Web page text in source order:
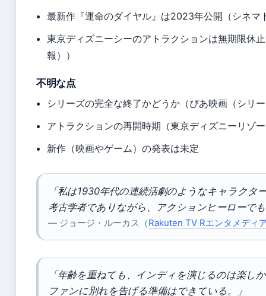
最新作『運命のダイヤル』は2023年公開（シネマ
東京ディズニーシーのアトラクションは無期限休
報））
不明な点
シリーズの完全な終了かどうか（ぴあ映画（シリ
アトラクションの再開時期（東京ディズニーリゾ
新作（映画やゲーム）の発表は未定
「私は1930年代の連続活劇のようなキャラクタ
考古学者でありながら、アクションヒーロー
— ジョージ・ルーカス（Rakuten TV Rエンタメディ
「年齢を重ねても、インディを演じるのは楽し
ファンに別れを告げる準備はできている。」